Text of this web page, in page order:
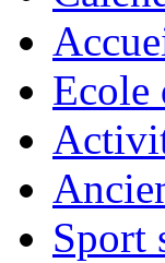
Ecole
Sport